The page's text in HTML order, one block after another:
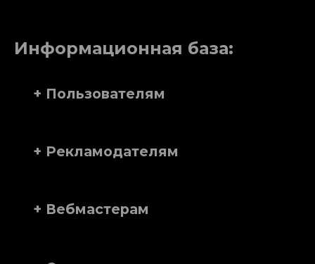
Информационная база:
+ Пользователям
+ Рекламодателям
+ Вебмастерам